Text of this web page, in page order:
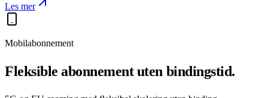
Les mer
Mobilabonnement
Fleksible abonnement uten bindingstid.